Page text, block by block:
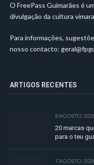
O FreePass Guimarães é
divulgação da cultura
Para informações,
nosso contacto:
ARTIGOS RECENTES
8 AGOSTO,
20 marcas
para o teu
7 AGOSTO,